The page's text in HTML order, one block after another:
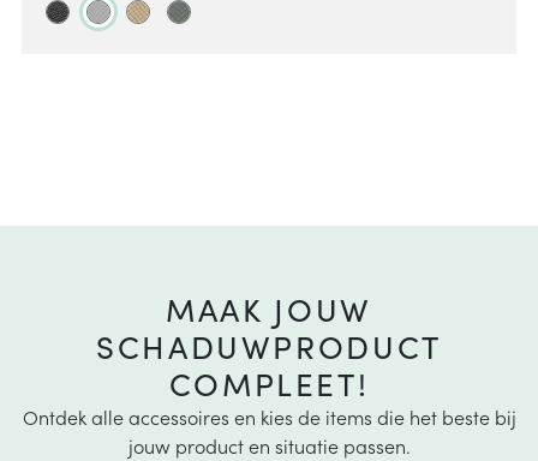
MAAK JOUW
SCHADUWPRODUCT
COMPLEET!
Ontdek alle accessoires en kies de items die het beste bij
jouw product en situatie passen.